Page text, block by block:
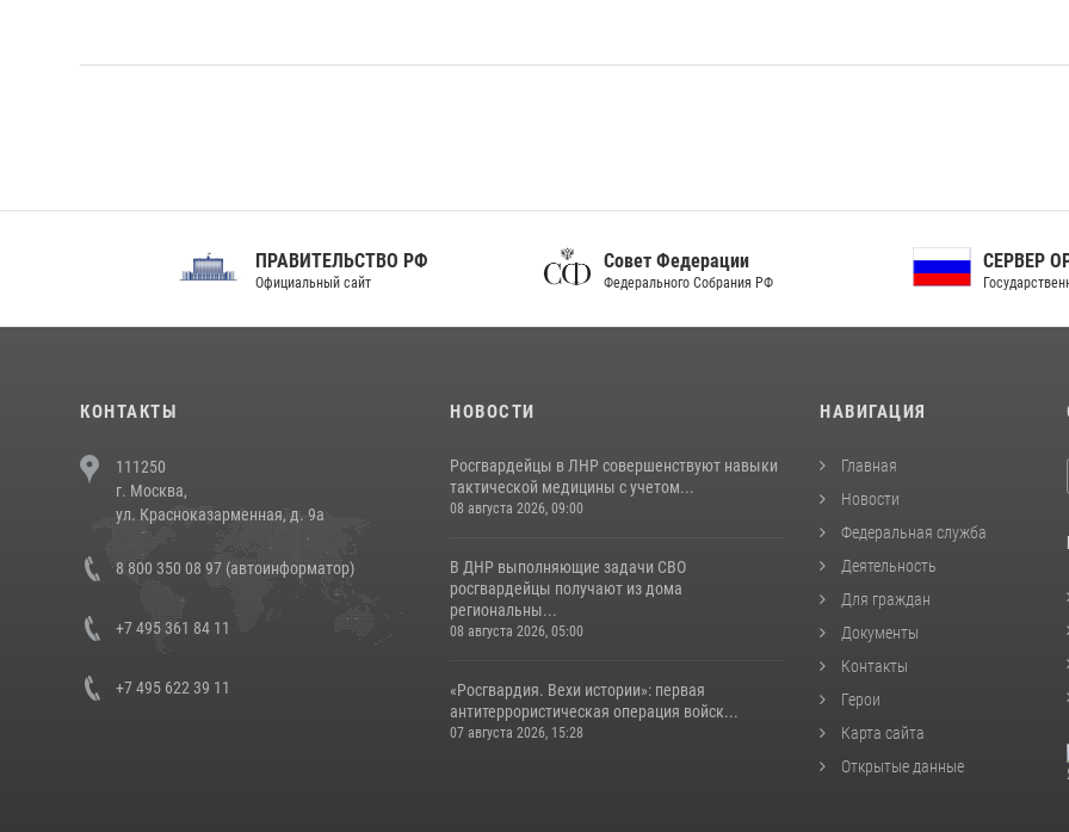
ПРАВИТЕЛЬСТВО РФ
Официальный сайт
Совет Федерации
Федерального Собрания РФ
СЕРВЕР ОРГАНОВ
Государственной власти РФ
КОНТАКТЫ
111250
г. Москва,
ул. Красноказарменная, д. 9а
8 800 350 08 97 (автоинформатор)
+7 495 361 84 11
+7 495 622 39 11
НОВОСТИ
Росгвардейцы в ЛНР совершенствуют навыки
тактической медицины с учетом...
08 августа 2026, 09:00
В ДНР выполняющие задачи СВО
росгвардейцы получают из дома
региональны...
08 августа 2026, 05:00
«Росгвардия. Вехи истории»: первая
антитеррористическая операция войск...
07 августа 2026, 15:28
НАВИГАЦИЯ
Главная
Новости
Федеральная служба
Деятельность
Для граждан
Документы
Контакты
Герои
Карта сайта
Открытые данные